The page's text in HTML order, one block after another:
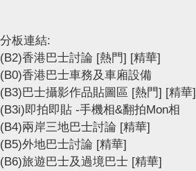
分板連結:
(B2)香港巴士討論 [熱門] [精華]
(B0)香港巴士車務及車廂設備
(B3)巴士攝影作品貼圖區 [熱門] [精華]
(B3i)即拍即貼 -手機相&翻拍Mon相
(B4)兩岸三地巴士討論 [精華]
(B5)外地巴士討論 [精華]
(B6)旅遊巴士及過境巴士 [精華]